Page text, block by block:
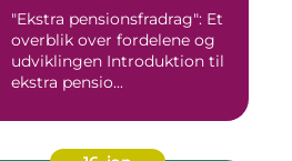
"Ekstra pensionsfradrag": Et
overblik over fordelene og
udviklingen Introduktion til
ekstra pensio...